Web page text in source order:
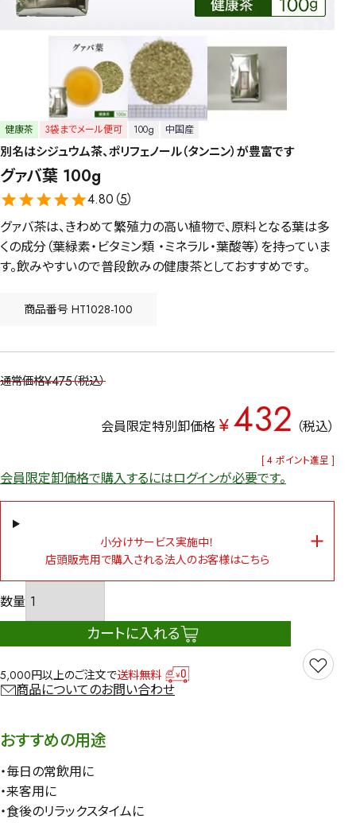
健康茶 3袋までメール便可 100g 中国産
別名はシジュウム茶、ポリフェノール（タンニン）が豊富です
グァバ葉 100g
4.80（5）
グァバ茶は、きわめて繁殖力の高い植物で、原料となる葉は多
くの成分（葉緑素・ビタミン類 ・ミネラル・葉酸等）を持っていま
す。飲みやすいので普段飲みの健康茶としておすすめです。
商品番号 HT1028-100
通常価格¥475 税込
会員限定特別卸価格 ¥432 税込
[ 4 ポイント進呈 ]
会員限定卸価格で購入するにはログインが必要です。
小分けサービス実施中！
店頭販売用で購入される法人のお客様はこちら
カートに入れる
5,000円以上のご注文で送料無料
商品についてのお問い合わせ
おすすめの用途
・毎日の常飲用に
・来客用に
・食後のリラックスタイムに